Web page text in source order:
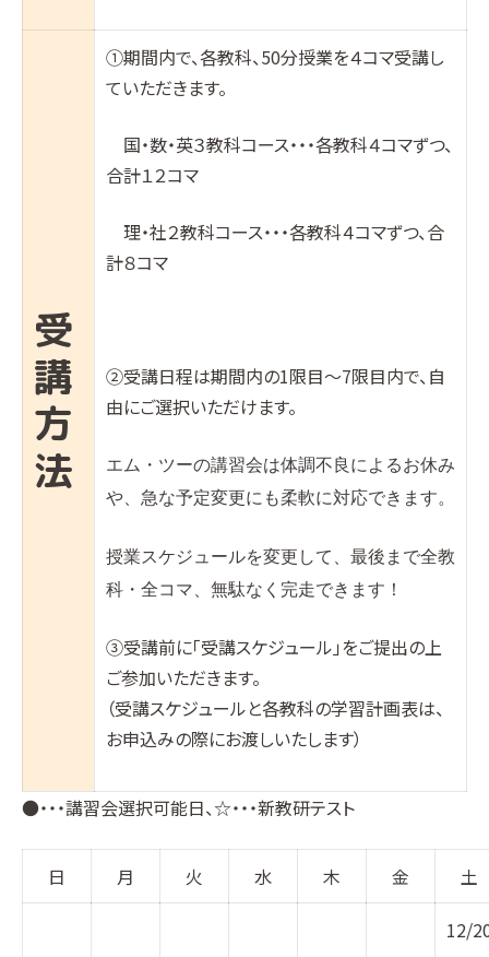
受
講
方
法
①期間内で、各教科、50分授業を４コマ受講し
ていただきます。
国・数・英３教科コース・・・各教科４コマずつ、
合計１２コマ
理・社２教科コース・・・各教科４コマずつ、合
計８コマ
②受講日程は期間内の1限目〜7限目内で、自
由にご選択いただけます。
エム・ツーの講習会は体調不良によるお休み
や、急な予定変更にも柔軟に対応できます。
授業スケジュールを変更して、最後まで全教
科・全コマ、無駄なく完走できます！
③受講前に「受講スケジュール」をご提出の上
ご参加いただきます。
（受講スケジュールと各教科の学習計画表は、
お申込みの際にお渡しいたします）
●・・・講習会選択可能日、☆・・・新教研テスト
日 月 火 水 木 金 土
12/